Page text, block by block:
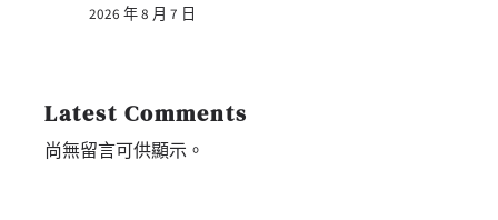
2026 年 8 月 7 日
Latest Comments
尚無留言可供顯示。